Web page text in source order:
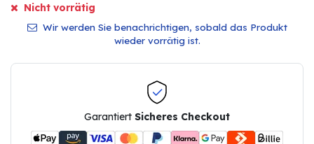
Nicht vorrätig
Wir werden Sie benachrichtigen, sobald das Produkt
wieder vorrätig ist.
Garantiert Sicheres Checkout